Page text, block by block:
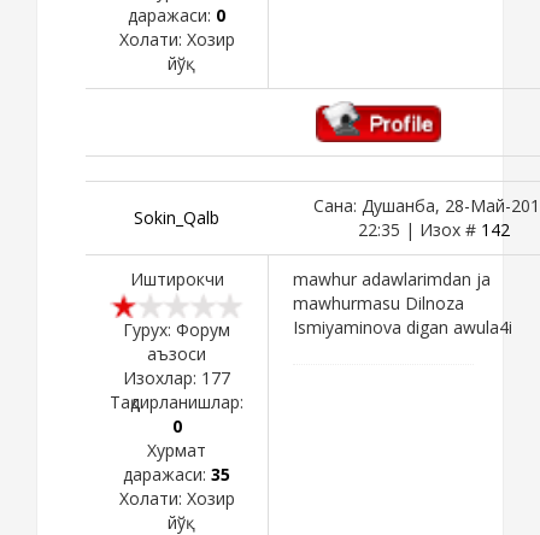
даражаси: 0
Холати: Хозир
йўқ
Sokin_Qalb
Сана: Душанба, 28-Май-
22:35 | Изох # 142
Иштирокчи
Гурух: Форум
аъзоси
Изохлар: 177
Тақдирланишлар:
0
Хурмат
даражаси: 35
Холати: Хозир
йўқ
mawhur adawlarimdan ja
mawhurmasu Dilnoza
Ismiyaminova digan awula4i